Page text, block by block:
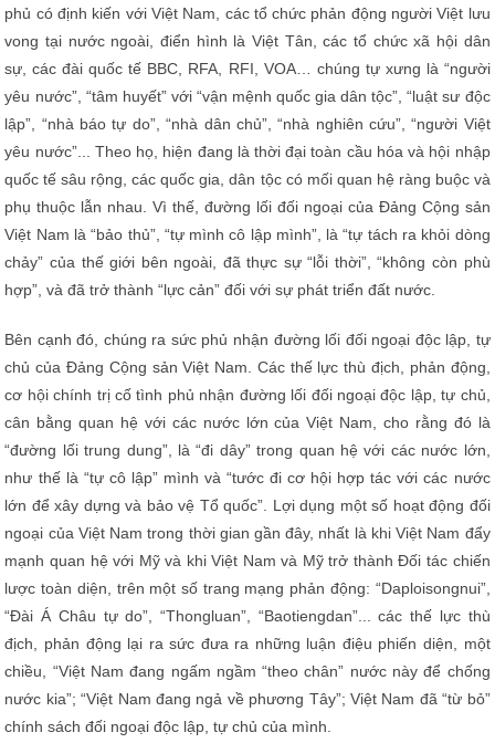
phủ có định kiến với Việt Nam, các tổ chức phản động người Việt lưu
vong tại nước ngoài, điển hình là Việt Tân, các tổ chức xã hội dân
sự, các đài quốc tế BBC, RFA, RFI, VOA… chúng tự xưng là “người
yêu nước”, “tâm huyết” với “vận mệnh quốc gia dân tộc”, “luật sư độc
lập”, “nhà báo tự do”, “nhà dân chủ”, “nhà nghiên cứu”, “người Việt
yêu nước”... Theo họ, hiện đang là thời đại toàn cầu hóa và hội nhập
quốc tế sâu rộng, các quốc gia, dân tộc có mối quan hệ ràng buộc và
phụ thuộc lẫn nhau. Vì thế, đường lối đối ngoại của Đảng Cộng sản
Việt Nam là “bảo thủ”, “tự mình cô lập mình”, là “tự tách ra khỏi dòng
chảy” của thế giới bên ngoài, đã thực sự “lỗi thời”, “không còn phù
hợp”, và đã trở thành “lực cản” đối với sự phát triển đất nước.
Bên cạnh đó, chúng ra sức phủ nhận đường lối đối ngoại độc lập, tự
chủ của Đảng Cộng sản Việt Nam. Các thế lực thù địch, phản động,
cơ hội chính trị cố tình phủ nhận đường lối đối ngoại độc lập, tự chủ,
cân bằng quan hệ với các nước lớn của Việt Nam, cho rằng đó là
“đường lối trung dung”, là “đi dây” trong quan hệ với các nước lớn,
như thế là “tự cô lập” mình và “tước đi cơ hội hợp tác với các nước
lớn để xây dựng và bảo vệ Tổ quốc”. Lợi dụng một số hoạt động đối
ngoại của Việt Nam trong thời gian gần đây, nhất là khi Việt Nam đẩy
mạnh quan hệ với Mỹ và khi Việt Nam và Mỹ trở thành Đối tác chiến
lược toàn diện, trên một số trang mạng phản động: “Daploisongnui”,
“Đài Á Châu tự do”, “Thongluan”, “Baotiengdan”... các thế lực thù
địch, phản động lại ra sức đưa ra những luận điệu phiến diện, một
chiều, “Việt Nam đang ngấm ngầm “theo chân” nước này để chống
nước kia”; “Việt Nam đang ngả về phương Tây”; Việt Nam đã “từ bỏ”
chính sách đối ngoại độc lập, tự chủ của mình.